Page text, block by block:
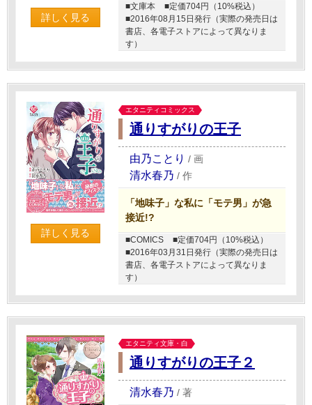
詳しく見る
■文庫本
■定価704円（10%税込）
■2016年08月15日発行（実際の発売日は
書店、各電子ストアによって異なりま
す）
詳しく見る
エタニティコミックス
通りすがりの王子
由乃ことり / 画
清水春乃 / 作
「地味子」な私に「モテ男」が急
接近!?
■COMICS
■定価704円（10%税込）
■2016年03月31日発行（実際の発売日は
書店、各電子ストアによって異なりま
す）
エタニティ文庫・白
通りすがりの王子２
清水春乃 / 著